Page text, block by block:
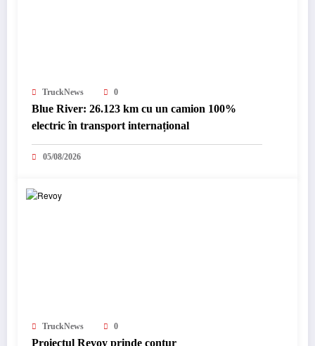
TruckNews 0
Blue River: 26.123 km cu un camion 100%
electric în transport internațional
05/08/2026
TruckNews 0
Proiectul Revoy prinde contur